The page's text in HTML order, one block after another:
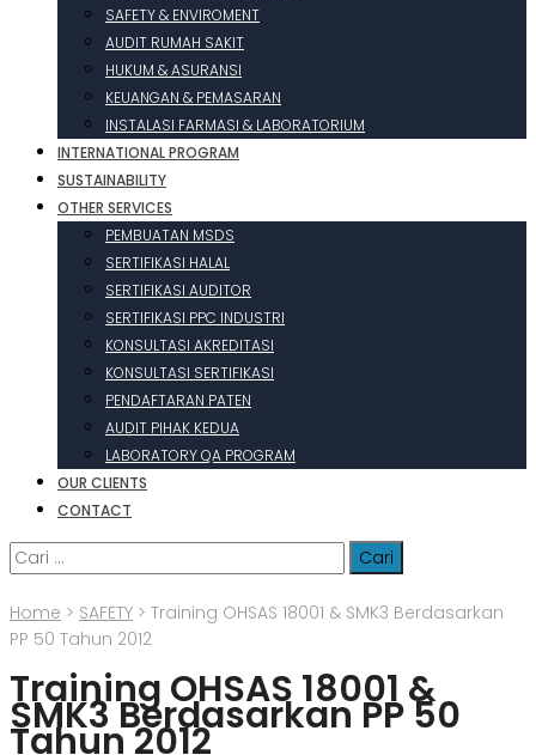
SAFETY & ENVIROMENT
AUDIT RUMAH SAKIT
HUKUM & ASURANSI
KEUANGAN & PEMASARAN
INSTALASI FARMASI & LABORATORIUM
INTERNATIONAL PROGRAM
SUSTAINABILITY
OTHER SERVICES
PEMBUATAN MSDS
SERTIFIKASI HALAL
SERTIFIKASI AUDITOR
SERTIFIKASI PPC INDUSTRI
KONSULTASI AKREDITASI
KONSULTASI SERTIFIKASI
PENDAFTARAN PATEN
AUDIT PIHAK KEDUA
LABORATORY QA PROGRAM
OUR CLIENTS
CONTACT
Cari
untuk:
Home > SAFETY > Training OHSAS 18001 & SMK3 Berdasarkan
PP 50 Tahun 2012
Training OHSAS 18001 &
SMK3 Berdasarkan PP 50
Tahun 2012